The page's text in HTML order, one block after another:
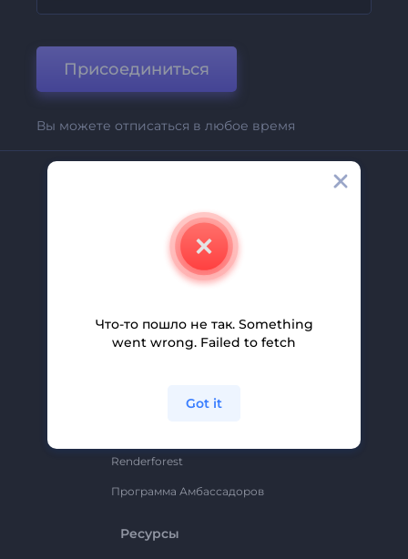
Присоединиться
Вы можете отписаться в любое время
Свяжитесь С Нами
Партнерская Программа
Условия И Положения
Renderforest
Программа Амбассадоров
Ресурсы
Что-то пошло не так. Something
went wrong. Failed to fetch
Got it